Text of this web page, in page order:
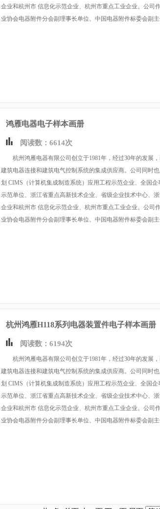
企业和杭州市 信息化示范企业、杭州市重点工业企业。公司
业协会电器附件分会副理事长单位、中国电器附件标委会副
鸿雁电器电子样本画册
阅读数：6614次
杭州鸿雁电器有限公司创立于1981年，经过30年的发展，
建筑电器连接和建筑电气控制系统的集成供应商。公司同时
划 CIMS（计算机集成制造系统）应用工程示范企业、全国企
示范单位、浙江省重点高新技术企业、省级企业技术中心、
企业和杭州市 信息化示范企业、杭州市重点工业企业。公司
业协会电器附件分会副理事长单位、中国电器附件标委会副
杭州鸿雁H118系列电器装置件电子样本画册
阅读数：6194次
杭州鸿雁电器有限公司创立于1981年，经过30年的发展，
建筑电器连接和建筑电气控制系统的集成供应商。公司同时
划 CIMS（计算机集成制造系统）应用工程示范企业、全国企
示范单位、浙江省重点高新技术企业、省级企业技术中心、
企业和杭州市 信息化示范企业、杭州市重点工业企业。公司
业协会电器附件分会副理事长单位、中国电器附件标委会副